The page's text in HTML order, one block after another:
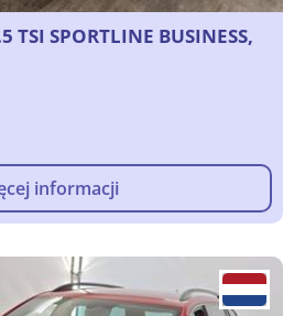
SPORTLINE BUSINESS,
informacji